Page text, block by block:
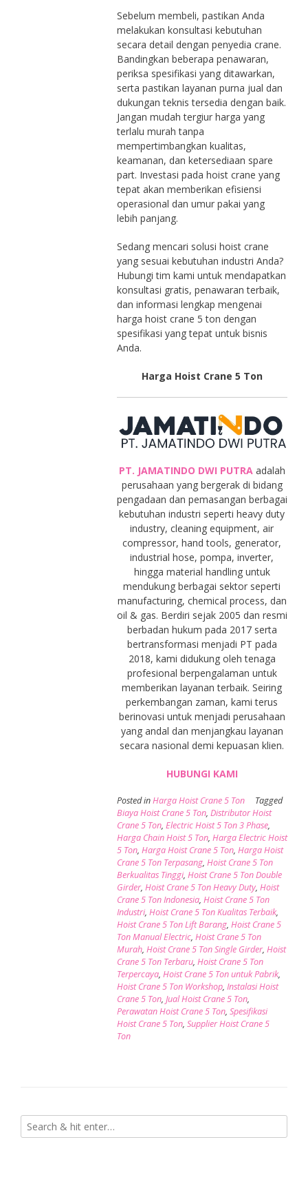
Sebelum membeli, pastikan Anda
melakukan konsultasi kebutuhan
secara detail dengan penyedia crane.
Bandingkan beberapa penawaran,
periksa spesifikasi yang ditawarkan,
serta pastikan layanan purna jual dan
dukungan teknis tersedia dengan baik.
Jangan mudah tergiur harga yang
terlalu murah tanpa
mempertimbangkan kualitas,
keamanan, dan ketersediaan spare
part. Investasi pada hoist crane yang
tepat akan memberikan efisiensi
operasional dan umur pakai yang
lebih panjang.
Sedang mencari solusi hoist crane
yang sesuai kebutuhan industri Anda?
Hubungi tim kami untuk mendapatkan
konsultasi gratis, penawaran terbaik,
dan informasi lengkap mengenai
harga hoist crane 5 ton dengan
spesifikasi yang tepat untuk bisnis
Anda.
Harga Hoist Crane 5 Ton
PT. JAMATINDO DWI PUTRAadalah
perusahaan yang bergerak di bidang
pengadaan dan pemasangan berbagai
kebutuhan industri seperti heavy duty
industry, cleaning equipment, air
compressor, hand tools, generator,
industrial hose, pompa, inverter,
hingga material handling untuk
mendukung berbagai sektor seperti
manufacturing, chemical process, dan
oil & gas. Berdiri sejak 2005 dan resmi
berbadan hukum pada 2017 serta
bertransformasi menjadi PT pada
2018, kami didukung oleh tenaga
profesional berpengalaman untuk
memberikan layanan terbaik. Seiring
perkembangan zaman, kami terus
berinovasi untuk menjadi perusahaan
yang andal dan menjangkau layanan
secara nasional demi kepuasan klien.
HUBUNGI KAMI
Posted inHarga Hoist Crane 5 Ton
Tagged
Biaya Hoist Crane 5 Ton, Distributor Hoist
Crane 5 Ton, Electric Hoist 5 Ton 3 Phase,
Harga Chain Hoist 5 Ton, Harga Electric Hoist
5 Ton, Harga Hoist Crane 5 Ton, Harga Hoist
Crane 5 Ton Terpasang, Hoist Crane 5 Ton
Berkualitas Tinggi, Hoist Crane 5 Ton Double
Girder, Hoist Crane 5 Ton Heavy Duty, Hoist
Crane 5 Ton Indonesia, Hoist Crane 5 Ton
Industri, Hoist Crane 5 Ton Kualitas Terbaik,
Hoist Crane 5 Ton Lift Barang, Hoist Crane 5
Ton Manual Electric, Hoist Crane 5 Ton
Murah, Hoist Crane 5 Ton Single Girder, Hoist
Crane 5 Ton Terbaru, Hoist Crane 5 Ton
Terpercaya, Hoist Crane 5 Ton untuk Pabrik,
Hoist Crane 5 Ton Workshop, Instalasi Hoist
Crane 5 Ton, Jual Hoist Crane 5 Ton,
Perawatan Hoist Crane 5 Ton, Spesifikasi
Hoist Crane 5 Ton, Supplier Hoist Crane 5
Ton